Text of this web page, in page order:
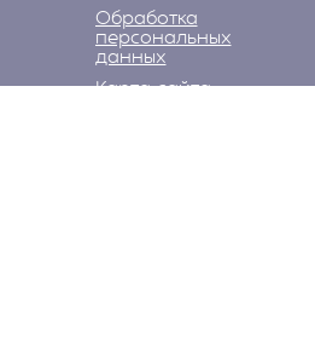
Обработка
персональных
данных
Карта сайта